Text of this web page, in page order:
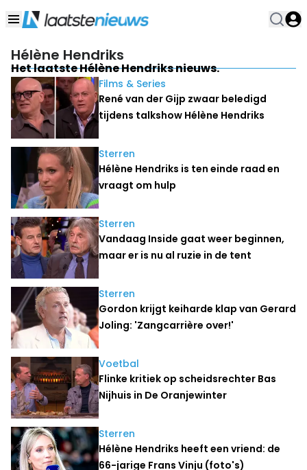
Hélène Hendriks
Het laatste Hélène Hendriks nieuws.
Films & Series
René van der Gijp zwaar beledigd
tijdens talkshow Hélène Hendriks
Sterren
Hélène Hendriks is ten einde raad en
vraagt om hulp
Sterren
Vandaag Inside gaat weer beginnen,
maar er is nu al ruzie in de tent
Sterren
Gordon krijgt keiharde klap van Gerard
Joling: 'Zangcarrière over!'
Voetbal
Flinke kritiek op scheidsrechter Bas
Nijhuis in De Oranjewinter
Sterren
Hélène Hendriks heeft een vriend: de
66-jarige Frans Vinju (foto's)